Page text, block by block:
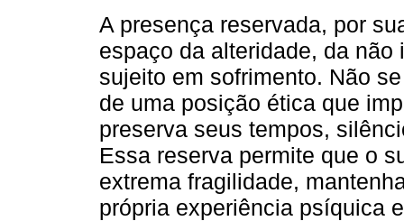
A presença reservada, por
espaço da alteridade, da
sujeito em sofrimento. Não
de uma posição ética que
preserva seus tempos,
Essa reserva permite que o
extrema fragilidade,
própria experiência psíquica